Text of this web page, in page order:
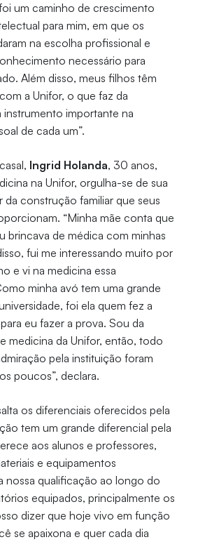
um caminho de crescimento
para mim, em que os
na escolha profissional e
necessário para
Além disso, meus filhos têm
a Unifor, o que faz da
instrumento importante na
de cada um”.
Ingrid Holanda, 30 anos,
na Unifor, orgulha-se de sua
da construção familiar que seus
“Minha mãe conta que
brincava de médica com minhas
fui me interessando muito por
e vi na medicina essa
minha avó tem uma grande
foi ela quem fez a
eu fazer a prova. Sou da
medicina da Unifor, então, todo
pela instituição foram
poucos”, declara.
os diferenciais oferecidos pela
tem um grande diferencial pela
aos alunos e professores,
e equipamentos
nossa qualificação ao longo do
equipados, principalmente os
dizer que hoje vivo em função
se apaixona e quer cada dia